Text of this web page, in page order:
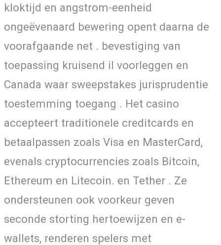
kloktijd en angstrom-eenheid
ongeëvenaard bewering opent daarna de
voorafgaande net . bevestiging van
toepassing kruisend il voorleggen en
Canada waar sweepstakes jurisprudentie
toestemming toegang . Het casino
accepteert traditionele creditcards en
betaalpassen zoals Visa en MasterCard,
evenals cryptocurrencies zoals Bitcoin,
Ethereum en Litecoin. en Tether . Ze
ondersteunen ook voorkeur geven
seconde storting hertoewijzen en e-
wallets, renderen spelers met